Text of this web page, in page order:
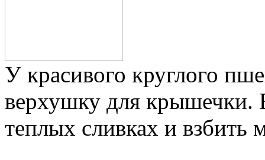
У красивого круглого
верхушку для крышечки.
теплых сливках и взбить